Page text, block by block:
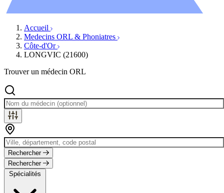
Accueil
Medecins ORL & Phoniatres
Côte-d'Or
LONGVIC (21600)
Trouver un médecin ORL
Rechercher
Rechercher
Spécialités